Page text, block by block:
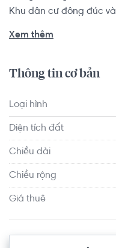
Khu dân cư đông đúc
đủ. cách Vincom Thủ
khoảng 300m.
Xem thêm
Thông tin cơ bản
Loại hình
Diện tích đất
Chiều dài
Chiều rộng
Giá thuê